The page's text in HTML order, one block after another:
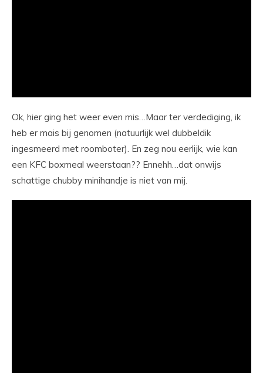
Ok, hier ging het weer even mis…Maar ter verdediging, ik
heb er mais bij genomen (natuurlijk wel dubbeldik
ingesmeerd met roomboter). En zeg nou eerlijk, wie kan
een KFC boxmeal weerstaan?? Ennehh…dat onwijs
schattige chubby minihandje is niet van mij.